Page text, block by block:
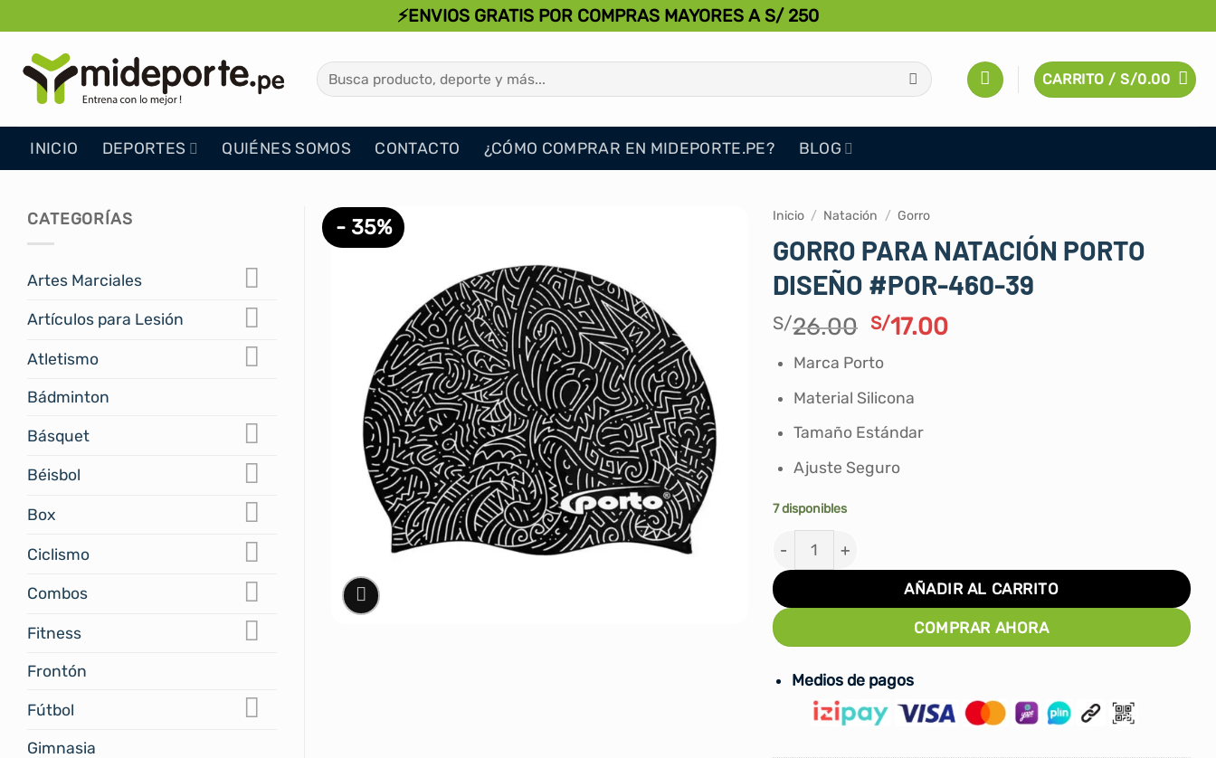
al
contenido
⚡ENVIOS GRATIS POR COMPRAS MAYORES A S/ 250
Buscar
por:
CARRITO /S/0.00
INICIO DEPORTES QUIÉNES SOMOS CONTACTO ¿CÓMO COMPRAR EN MIDEPORTE.PE? BLOG
CATEGORÍAS
Artes Marciales
Artículos para Lesión
Atletismo
Bádminton
Básquet
Béisbol
Box
Ciclismo
Combos
Fitness
Frontón
Fútbol
Gimnasia
- 35% Inicio / Natación / Gorro
GORRO PARA NATACIÓN PORTO
DISEÑO #POR-460-39
S/26.00 El
precio
original
era:
S/26.00.
S/17.00El
Marca Porto
Material Silicona
Tamaño Estándar
Ajuste Seguro
7 disponibles
GORRO PARA NATACIÓN PORTO DISEÑO #POR-460-39
AÑADIR AL CARRITO
COMPRAR AHORA
Medios de pagos